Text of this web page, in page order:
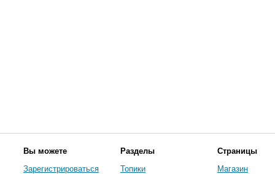
Вы можете
Зарегистрироваться
Разделы
Топики
Страницы
Магазин